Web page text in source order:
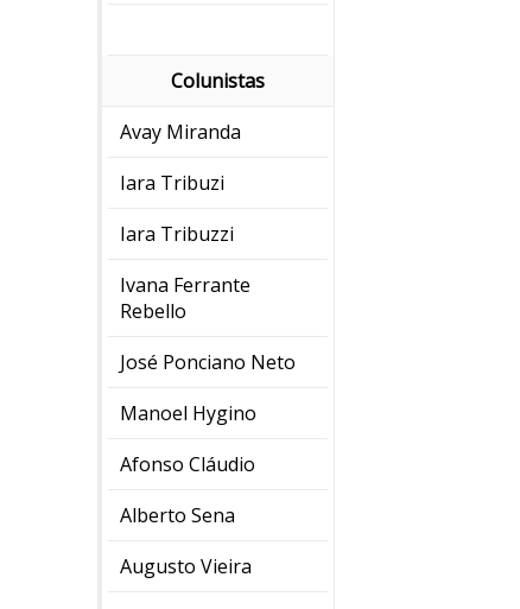
Colunistas
Avay Miranda
Iara Tribuzi
Iara Tribuzzi
Ivana Ferrante
Rebello
José Ponciano Neto
Manoel Hygino
Afonso Cláudio
Alberto Sena
Augusto Vieira